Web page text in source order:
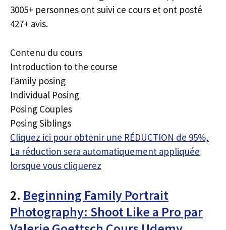
3005+ personnes ont suivi ce cours et ont posté
427+ avis.
Contenu du cours
Introduction to the course
Family posing
Individual Posing
Posing Couples
Posing Siblings
Cliquez ici pour obtenir une RÉDUCTION de 95%,
La réduction sera automatiquement appliquée
lorsque vous cliquerez
2. Beginning Family Portrait
Photography: Shoot Like a Pro par